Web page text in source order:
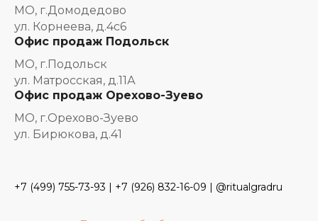
МО, г.Домодедово
ул. Корнеева, д.4с6
Офис продаж Подольск
МО, г.Подольск
ул. Матросская, д.11А
Офис продаж Орехово-Зуево
МО, г.Орехово-Зуево
ул. Бирюкова, д.41
+7 (499) 755-73-93 | +7 (926) 832-16-09 | @ritualgradru